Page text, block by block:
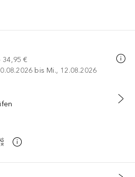
34,95 €
bis Mi., 12.08.2026
WARENKORB